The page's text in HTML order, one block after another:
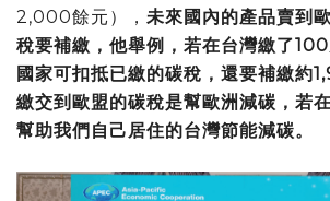
2,000餘元）， 未來國內的產品賣到
稅要補繳，他舉例，若在台灣繳了
國家可扣抵已繳的碳稅，還要補繳約
繳交到歐盟的碳稅是幫歐洲減碳，若
幫助我們自己居住的台灣節能減碳。